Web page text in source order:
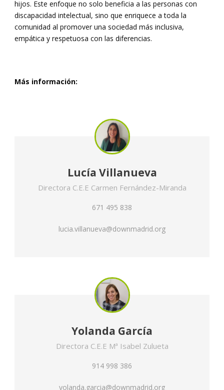
hijos. Este enfoque no solo beneficia a las personas con
discapacidad intelectual, sino que enriquece a toda la
comunidad al promover una sociedad más inclusiva,
empática y respetuosa con las diferencias.
Más información:
Lucía Villanueva
Directora C.E.E Carmen Fernández-Miranda
671 495 838
lucia.villanueva@downmadrid.org
Yolanda García
Directora C.E.E Mª Isabel Zulueta
914 998 386
yolanda.garcia@downmadrid.org